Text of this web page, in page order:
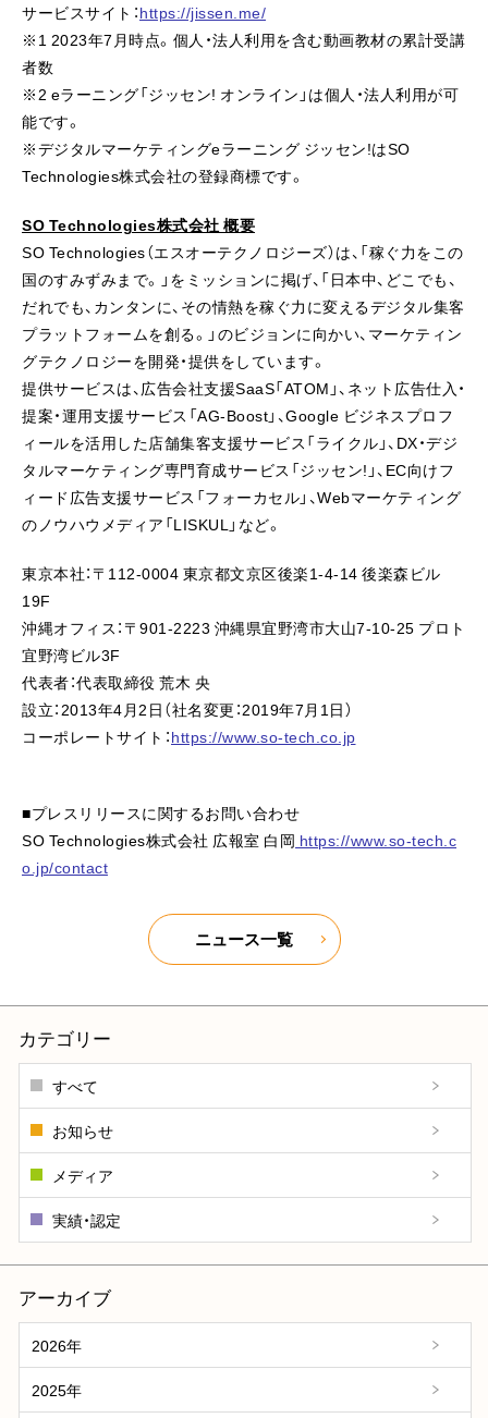
サービスサイト：https://jissen.me/
※1 2023年7月時点。個人・法人利用を含む動画教材の累計受講
者数
※2 eラーニング「ジッセン! オンライン」は個人・法人利用が可
能です。
※デジタルマーケティングeラーニング ジッセン!はSO
Technologies株式会社の登録商標です。
SO Technologies株式会社 概要
SO Technologies（エスオーテクノロジーズ）は、「稼ぐ力をこの
国のすみずみまで。」をミッションに掲げ、「日本中、どこでも、
だれでも、カンタンに、その情熱を稼ぐ力に変えるデジタル集客
プラットフォームを創る。」のビジョンに向かい、マーケティン
グテクノロジーを開発・提供をしています。
提供サービスは、広告会社支援SaaS「ATOM」、ネット広告仕入・
提案・運用支援サービス「AG-Boost」、Google ビジネスプロフ
ィールを活用した店舗集客支援サービス「ライクル」、DX・デジ
タルマーケティング専門育成サービス「ジッセン!」、EC向けフ
ィード広告支援サービス「フォーカセル」、Webマーケティング
のノウハウメディア「LISKUL」など。
東京本社：〒112-0004 東京都文京区後楽1-4-14 後楽森ビル
19F
沖縄オフィス：〒901-2223 沖縄県宜野湾市大山7-10-25 プロト
宜野湾ビル3F
代表者：代表取締役 荒木 央
設立：2013年4月2日（社名変更：2019年7月1日）
コーポレートサイト：https://www.so-tech.co.jp
■プレスリリースに関するお問い合わせ
SO Technologies株式会社 広報室 白岡 https://www.so-tech.c
o.jp/contact
ニュース一覧
カテゴリー
すべて
お知らせ
メディア
実績・認定
アーカイブ
2026年
2025年